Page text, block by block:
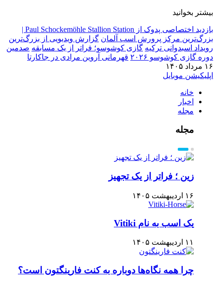
بیشتر بخوانید
بازدید اختصاصی پدوک از Paul Schockemöhle Stallion Station |
بزرگ‌ترین مرکز پرورش اسب آلمان گزارش ویدیویی از بزرگ‌ترین
رویداد اسبدوانی ترکیه گازی کوشوسو؛ فراتر از یک مسابقه صدمین
دوره گازی کوشوسو ۲۰۲۶
قهرمانی آروین مرادی در جاکارتا
۱۶ مرداد ۱۴۰۵
اپلیکیشن موبایل
خانه
اخبار
مجله
مجله
زین ؛ فراتر از یک تجهیز
۱۶ اردیبهشت ۱۴۰۵
یک اسب به نام Vitiki
۱۱ اردیبهشت ۱۴۰۵
چرا همه نگاه‌ها دوباره به کنت فارینگتون است؟